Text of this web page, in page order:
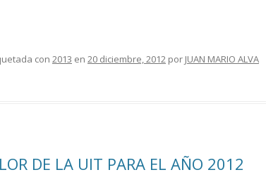
con 2013 en 20 diciembre, 2012 por JUAN MARIO ALVA
DE LA UIT PARA EL AÑO 2012